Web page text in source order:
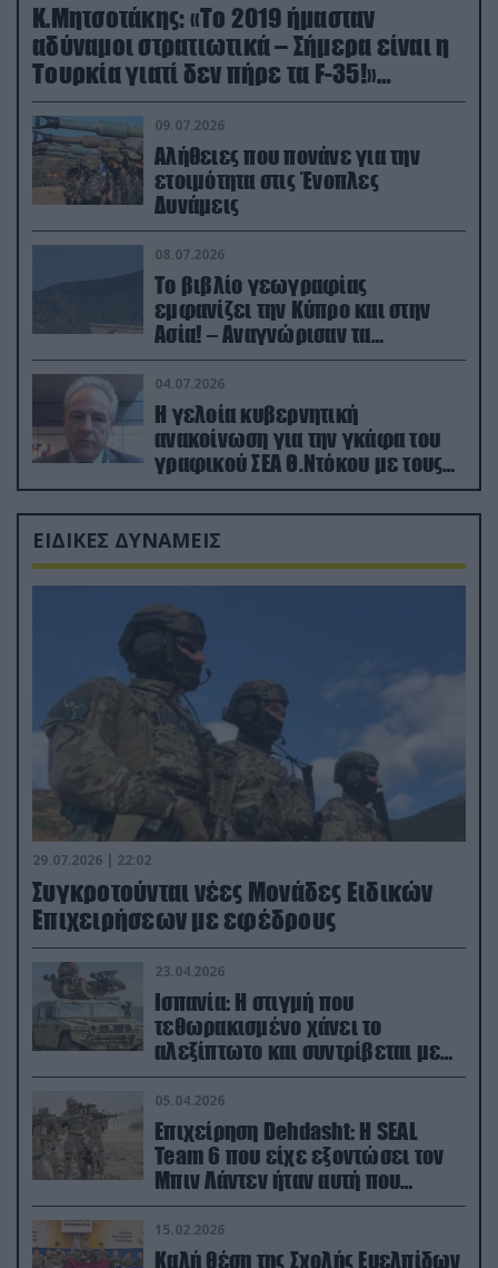
Κ.Μητσοτάκης: «Το 2019 ήμασταν
αδύναμοι στρατιωτικά – Σήμερα είναι η
Τουρκία γιατί δεν πήρε τα F-35!»
(βίντεο)
09.07.2026
Αλήθειες που πονάνε για την
ετοιμότητα στις Ένοπλες
Δυνάμεις
08.07.2026
Το βιβλίο γεωγραφίας
εμφανίζει την Κύπρο και στην
Ασία! – Αναγνώρισαν τα
κατεχόμενα; (φωτο)
04.07.2026
Η γελοία κυβερνητική
ανακοίνωση για την γκάφα του
γραφικού ΣΕΑ Θ.Ντόκου με τους
Ρώσους φαρσέρ
ΕΙΔΙΚΕΣ ΔΥΝΑΜΕΙΣ
29.07.2026 | 22:02
Συγκροτούνται νέες Μονάδες Ειδικών
Επιχειρήσεων με εφέδρους
23.04.2026
Ισπανία: Η στιγμή που
τεθωρακισμένο χάνει το
αλεξίπτωτο και συντρίβεται με
ορμή στο έδαφος (βίντεο)
05.04.2026
Επιχείρηση Dehdasht: Η SEAL
Team 6 που είχε εξοντώσει τον
Μπιν Λάντεν ήταν αυτή που
διέσωσε τον πιλότο του F-15
15.02.2026
Καλή θέση της Σχολής Ευελπίδων